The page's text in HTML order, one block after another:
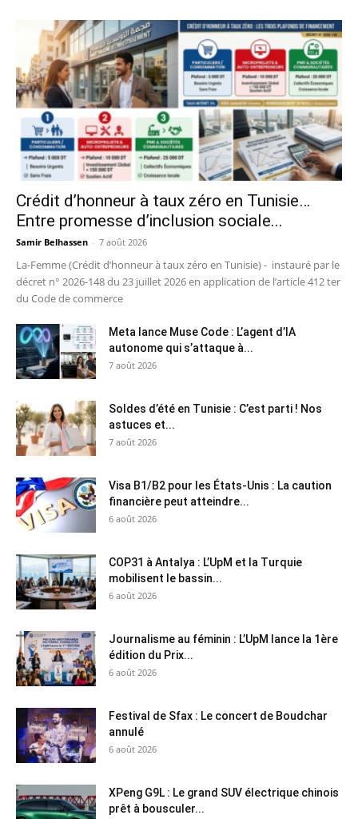
Crédit d’honneur à taux zéro en Tunisie…
Entre promesse d’inclusion sociale...
Samir Belhassen - 7 août 2026
La-Femme (Crédit d’honneur à taux zéro en Tunisie) - instauré par le
décret n° 2026-148 du 23 juillet 2026 en application de l’article 412 ter
du Code de commerce
Meta lance Muse Code : L’agent d’IA
autonome qui s’attaque à...
7 août 2026
Soldes d’été en Tunisie : C’est parti ! Nos
astuces et...
7 août 2026
Visa B1/B2 pour les États-Unis : La caution
financière peut atteindre...
6 août 2026
COP31 à Antalya : L’UpM et la Turquie
mobilisent le bassin...
6 août 2026
Journalisme au féminin : L’UpM lance la 1ère
édition du Prix...
6 août 2026
Festival de Sfax : Le concert de Boudchar
annulé
6 août 2026
XPeng G9L : Le grand SUV électrique chinois
prêt à bousculer...